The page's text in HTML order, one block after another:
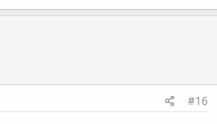
#16